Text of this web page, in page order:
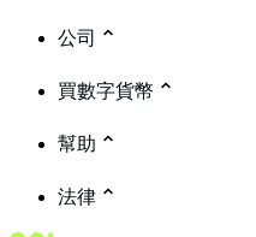
公司
買數字貨幣
幫助
法律